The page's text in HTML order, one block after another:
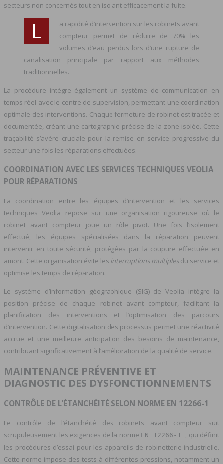
secteurs non concernés tout en isolant efficacement la fuite.
L
a rapidité d’intervention sur les robinets avant
compteur permet de réduire de 70% les
volumes d’eau perdus lors d’une rupture de
canalisation principale par rapport aux méthodes
traditionnelles.
La procédure intègre également un système de communication en
temps réel avec le centre de supervision, permettant une coordination
optimale des interventions. Chaque fermeture de robinet est tracée et
documentée, créant une cartographie précise de la zone isolée. Cette
traçabilité s’avère cruciale pour la remise en service progressive du
secteur une fois les réparations effectuées.
COORDINATION AVEC LES SERVICES TECHNIQUES VEOLIA
POUR RÉPARATIONS
La coordination entre les équipes d’intervention et les services
techniques Veolia repose sur une organisation rigoureuse où le
robinet avant compteur joue un rôle pivot. Une fois l’isolement
effectué, les équipes spécialisées dans la réparation peuvent
intervenir en toute sécurité, protégées par la coupure effectuée en
amont. Cette organisation évite les interruptions multiplesdu service et
optimise les temps de réparation.
Le système d’information géographique (SIG) de Veolia intègre la
position précise de chaque robinet avant compteur, facilitant la
planification des interventions et l’optimisation des parcours
d’intervention. Cette digitalisation des processus permet une réactivité
accrue et une meilleure anticipation des besoins de maintenance,
contribuant significativement à l’amélioration de la qualité de service.
MAINTENANCE PRÉVENTIVE ET
DIAGNOSTIC DES DYSFONCTIONNEMENTS
CONTRÔLE DE L’ÉTANCHÉITÉ SELON NORME EN 12266-1
Le contrôle de l’étanchéité des robinets avant compteur suit
scrupuleusement les exigences de la norme EN 12266-1 , qui définit
les procédures d’essai pour les appareils de robinetterie industrielle.
Cette norme impose des tests à différentes pressions, notamment un